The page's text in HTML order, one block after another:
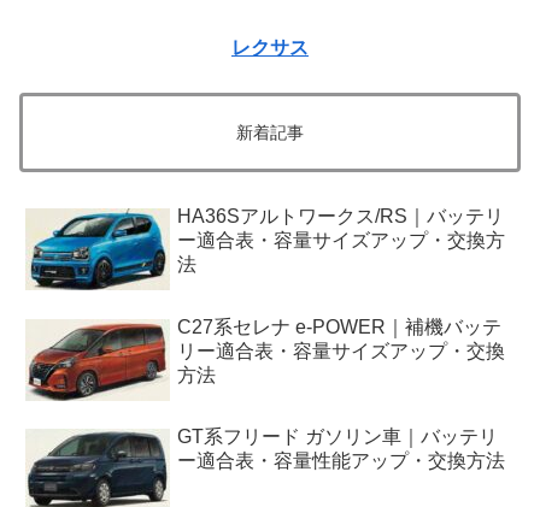
レクサス
新着記事
HA36Sアルトワークス/RS｜バッテリ
ー適合表・容量サイズアップ・交換方
法
C27系セレナ e-POWER｜補機バッテ
リー適合表・容量サイズアップ・交換
方法
GT系フリード ガソリン車｜バッテリ
ー適合表・容量性能アップ・交換方法